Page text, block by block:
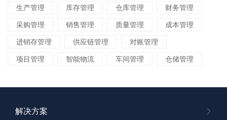
生产管理 库存管理 仓库管理 财务管理
采购管理 销售管理 质量管理 成本管理
进销存管理 供应链管理 对账管理
项目管理 智能物流 车间管理 仓储管理
解决方案